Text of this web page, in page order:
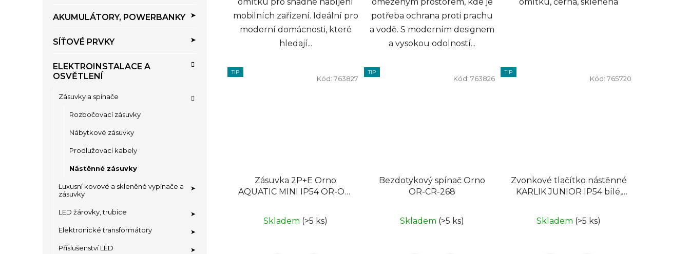
AKUMULÁTORY, POWERBANKY
SÍŤOVÉ PRVKY
ELEKTROINSTALACE A
OSVĚTLENÍ
Zásuvky a spínače
Rozbočovací zásuvky
Nábytkové zásuvky
Prodlužovací kabely
Nástěnné zásuvky
Luxusní kovové a skleněné vypínače a
zásuvky
LED žárovky, trubice
Elektronické transformátory
Příslušenství LED
mobilních zařízení. Ideální pro
moderní domácnosti, které
hledají...
potřeba ochrana proti prachu
a vodě. S moderním designem
a vysokou odolností...
TIP
Zásuvka 2P+E Orno
AQUATIC MINI IP54 OR-OE-
Skladem (>5 ks)
Kód: 763827
TIP
Bezdotykový spínač Orno
OR-CR-268
Skladem (>5 ks)
Kód: 763826
TIP
Zvonkové tlačítko nástěnné
KARLIK JUNIOR IP54 bílé,
Skladem (>5 ks)
Kód: 765720